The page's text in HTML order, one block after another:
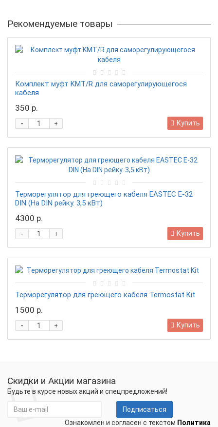
Рекомендуемые товары
Комплект муфт KMT/R для саморегулирующегося
кабеля
350 р.
+
- Купить
Терморегулятор для греющего кабеля EASTEC E-32
DIN (На DIN рейку. 3,5 кВт)
4300 р.
+
- Купить
Терморегулятор для греющего кабеля Termostat Kit
1500 р.
+
- Купить
Скидки и Акции магазина
Будьте в курсе новых акций и спецпредложений!
Подписаться
Ознакомлен и согласен с текстом Политика